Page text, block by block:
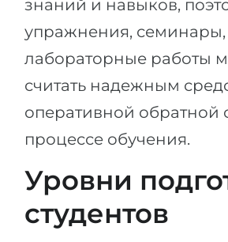
знаний и навыков,
упражнения, семинары,
лабораторные работы
считать надежным
оперативной обратной
процессе обучения.
Уровни
студентов